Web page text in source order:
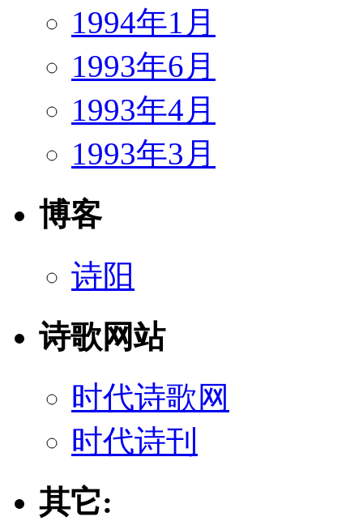
1994年1月
1993年6月
1993年4月
1993年3月
博客
诗阳
诗歌网站
时代诗歌网
时代诗刊
其它: